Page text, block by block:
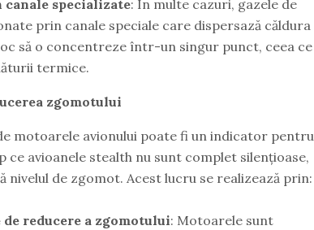
canale specializate: În multe cazuri, gazele de
prin canale speciale care dispersază căldura
să o concentreze într-un singur punct, ceea ce
termice.
zgomotului
motoarele avionului poate fi un indicator pentru
ce avioanele stealth nu sunt complet silențioase,
de zgomot. Acest lucru se realizează prin:
reducere a zgomotului: Motoarele sunt